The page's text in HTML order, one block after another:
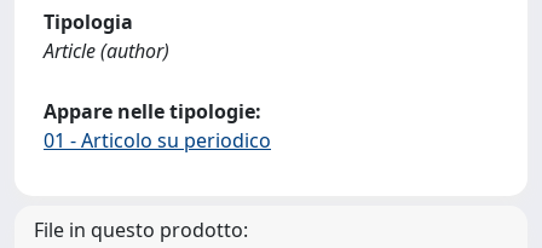
Tipologia
Article (author)
Appare nelle tipologie:
01 - Articolo su periodico
File in questo prodotto: